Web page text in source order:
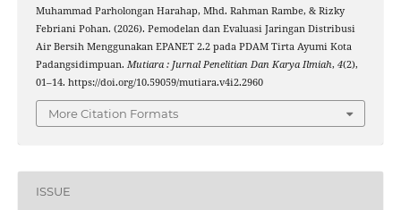
Muhammad Parholongan Harahap, Mhd. Rahman Rambe, & Rizky
Febriani Pohan. (2026). Pemodelan dan Evaluasi Jaringan Distribusi
Air Bersih Menggunakan EPANET 2.2 pada PDAM Tirta Ayumi Kota
Padangsidimpuan. Mutiara : Jurnal Penelitian Dan Karya Ilmiah, 4(2),
01–14. https://doi.org/10.59059/mutiara.v4i2.2960
More Citation Formats
ISSUE